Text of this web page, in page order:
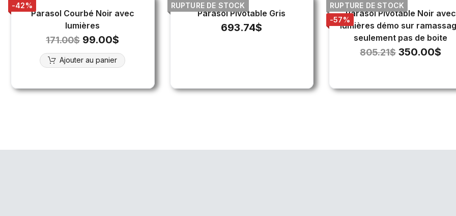
-42%
Parasol Courbé Noir avec
lumières
171.00$ 99.00$
Ajouter au panier
RUPTURE DE STOCK
Parasol Pivotable Gris
693.74$
RUPTURE DE STOCK
-57%
Parasol Pivotable Noir avec
lumières démo sur
seulement pas de boite
805.21$ 350.00$